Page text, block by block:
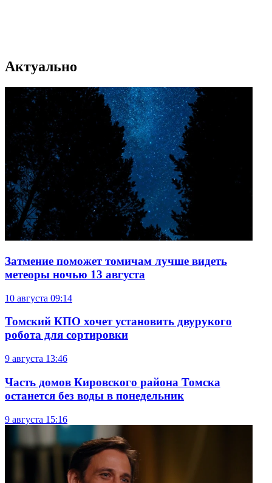
Актуально
Затмение поможет томичам лучше видеть
метеоры ночью 13 августа
10 августа 09:14
Томский КПО хочет установить двурукого
робота для сортировки
9 августа 13:46
Часть домов Кировского района Томска
останется без воды в понедельник
9 августа 15:16